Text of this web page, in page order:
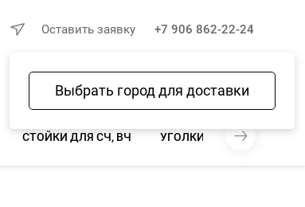
Выбрать город для доставки
Оставить заявку +7 906 862-22-24
Избранное Сравнение Корзина
СТОЙКИ ДЛЯ СЧ, ВЧ УГОЛКИ ДЛЯ СЧ, ВЧ